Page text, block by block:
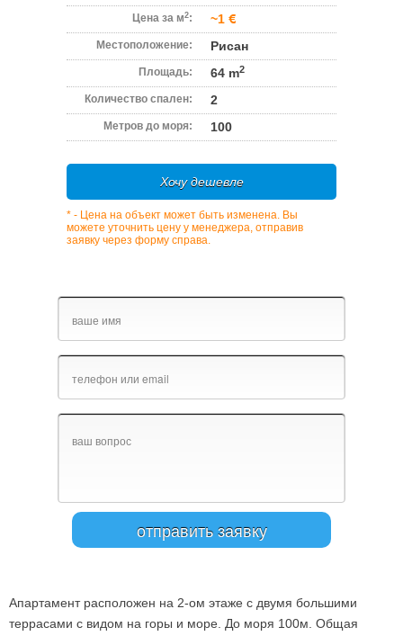
Цена за м2: ~1
Местоположение: Рисан
Площадь: 64 m2
Количество спален: 2
Метров до моря: 100
Хочу дешевле
* - Цена на объект может быть изменена. Вы
можете уточнить цену у менеджера, отправив
заявку через форму справа.
Апартамент расположен на 2-ом этаже с двумя большими
террасами с видом на горы и море. До моря 100м. Общая